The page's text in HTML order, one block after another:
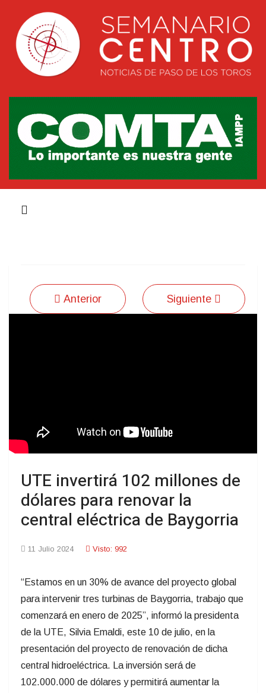
Anterior Siguiente
UTE invertirá 102 millones de
dólares para renovar la
central eléctrica de Baygorria
11 Julio 2024 Visto: 992
“Estamos en un 30% de avance del proyecto global
para intervenir tres turbinas de Baygorria, trabajo que
comenzará en enero de 2025”, informó la presidenta
de la UTE, Silvia Emaldi, este 10 de julio, en la
presentación del proyecto de renovación de dicha
central hidroeléctrica. La inversión será de
102.000.000 de dólares y permitirá aumentar la